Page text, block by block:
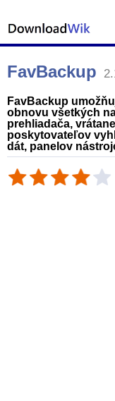
FavBackup
FavBackup
obnovu všetkých
prehliadača,
poskytovateľov
dát, panelov